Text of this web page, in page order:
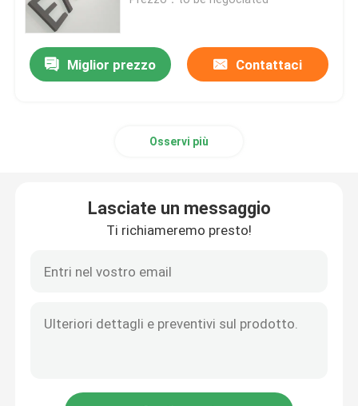
insegna al neon principale
Bordo del segno del ristorante
Miglior prezzo Contattaci
Osservi più
Lasciate un messaggio
Ti richiameremo presto!